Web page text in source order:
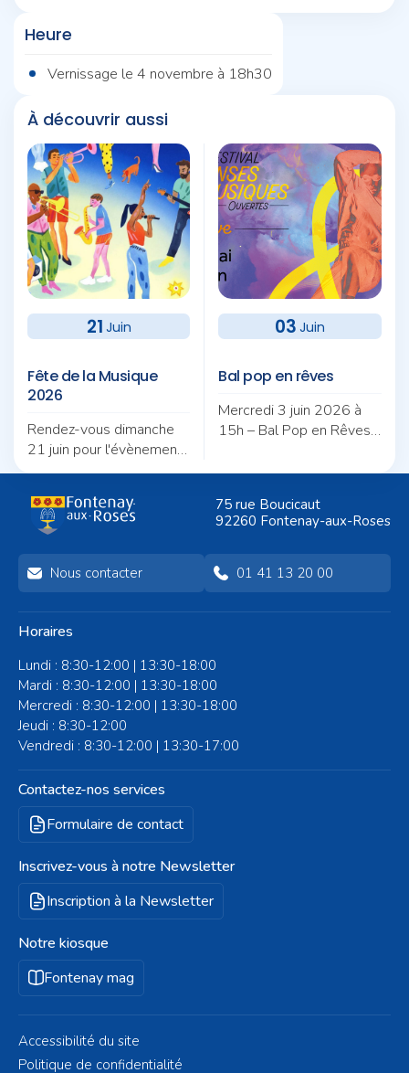
Heure
Vernissage le 4 novembre à 18h30
À découvrir aussi
21 Juin
Fête de la Musique
2026
Rendez-vous dimanche
21 juin pour l'évènement
musical le plus attendu
03 Juin
Bal pop en rêves
Mercredi 3 juin 2026 à
15h – Bal Pop en Rêves
Fontenay-aux-Roses.
showcase et bal familial
dans le cadre du festival
Danses et Musiques
Ouvertes.
75 rue Boucicaut
92260 Fontenay-aux-Roses
Nous contacter 01 41 13 20 00
Horaires
Lundi : 8:30-12:00 | 13:30-18:00
Mardi : 8:30-12:00 | 13:30-18:00
Mercredi : 8:30-12:00 | 13:30-18:00
Jeudi : 8:30-12:00
Vendredi : 8:30-12:00 | 13:30-17:00
Contactez-nos services
Formulaire de contact
Inscrivez-vous à notre Newsletter
Inscription à la Newsletter
Notre kiosque
Fontenay mag
Accessibilité du site
Politique de confidentialité